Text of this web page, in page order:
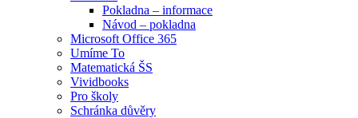
Pokladna – informace
Návod – pokladna
Microsoft Office 365
Umíme To
Matematická ŠS
Vividbooks
Pro školy
Schránka důvěry